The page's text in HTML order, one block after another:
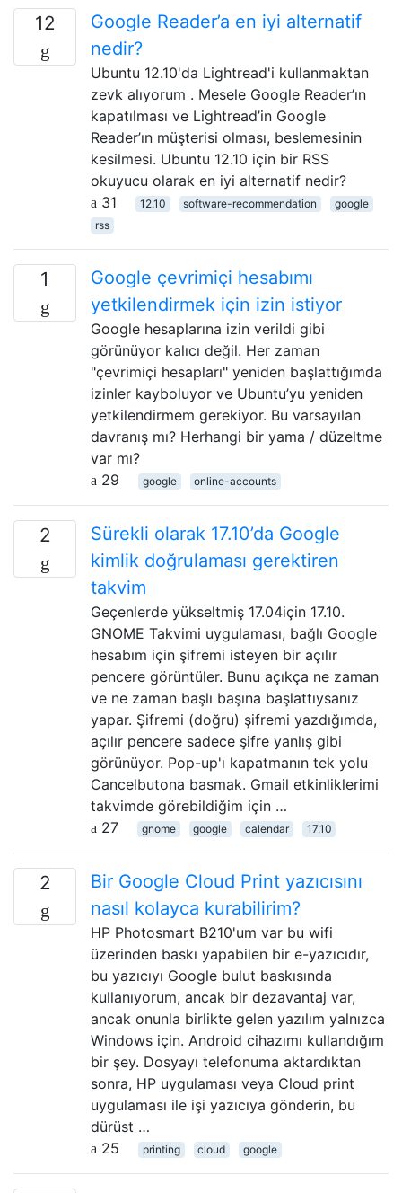
12
Google Reader’a en iyi alternatif
nedir?
Ubuntu 12.10'da Lightread'i kullanmaktan
zevk alıyorum . Mesele Google Reader’ın
kapatılması ve Lightread’in Google
Reader’ın müşterisi olması, beslemesinin
kesilmesi. Ubuntu 12.10 için bir RSS
okuyucu olarak en iyi alternatif nedir?
31
12.10 software-recommendation
google
rss
1
Google çevrimiçi hesabımı
yetkilendirmek için izin istiyor
Google hesaplarına izin verildi gibi
görünüyor kalıcı değil. Her zaman
"çevrimiçi hesapları" yeniden başlattığımda
izinler kayboluyor ve Ubuntu’yu yeniden
yetkilendirmem gerekiyor. Bu varsayılan
davranış mı? Herhangi bir yama / düzeltme
var mı?
29
google online-accounts
2
Sürekli olarak 17.10’da Google
kimlik doğrulaması gerektiren
takvim
Geçenlerde yükseltmiş 17.04için 17.10.
GNOME Takvimi uygulaması, bağlı Google
hesabım için şifremi isteyen bir açılır
pencere görüntüler. Bunu açıkça ne zaman
ve ne zaman başlı başına başlattıysanız
yapar. Şifremi (doğru) şifremi yazdığımda,
açılır pencere sadece şifre yanlış gibi
görünüyor. Pop-up'ı kapatmanın tek yolu
Cancelbutona basmak. Gmail etkinliklerimi
takvimde görebildiğim için …
27
gnome google calendar 17.10
2
Bir Google Cloud Print yazıcısını
nasıl kolayca kurabilirim?
HP Photosmart B210'um var bu wifi
üzerinden baskı yapabilen bir e-yazıcıdır,
bu yazıcıyı Google bulut baskısında
kullanıyorum, ancak bir dezavantaj var,
ancak onunla birlikte gelen yazılım yalnızca
Windows için. Android cihazımı kullandığım
bir şey. Dosyayı telefonuma aktardıktan
sonra, HP uygulaması veya Cloud print
uygulaması ile işi yazıcıya gönderin, bu
dürüst …
25
printing cloud google